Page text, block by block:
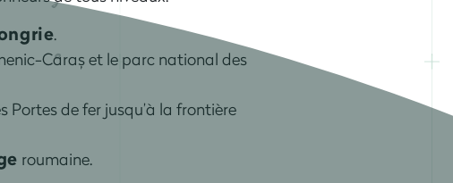
.
Caraș et le parc national des
de fer jusqu’à la frontière
roumaine.